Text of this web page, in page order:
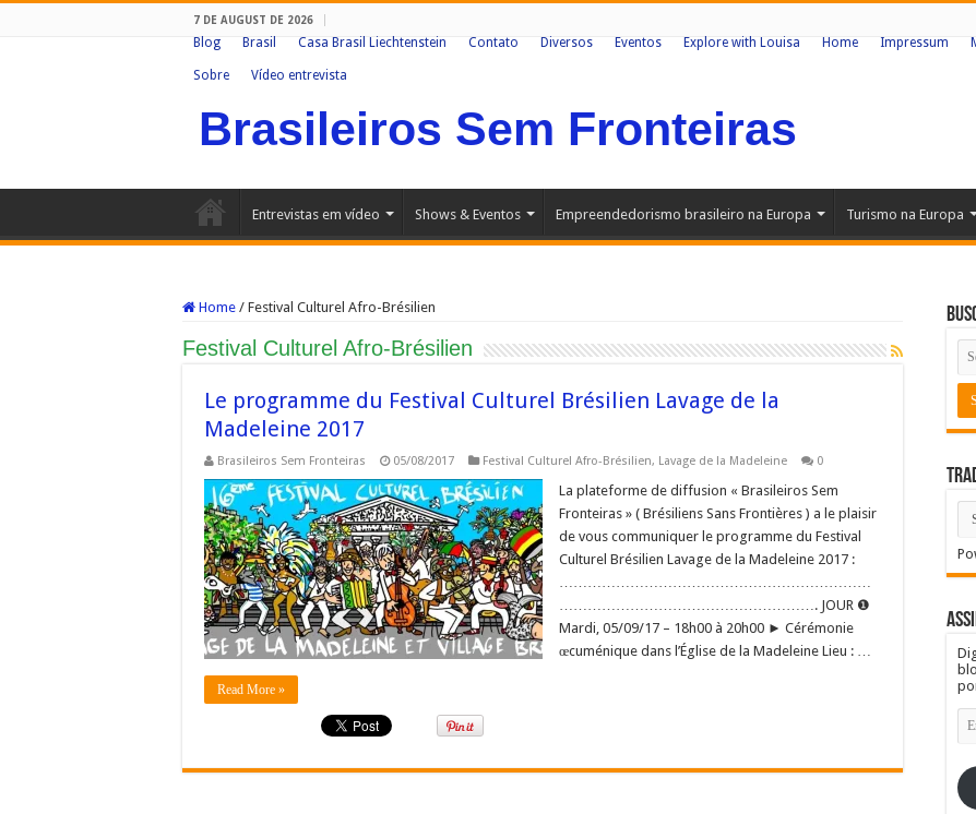
7 DE AUGUST DE 2026
Blog Brasil Casa Brasil Liechtenstein Contato Diversos Eventos Explore with Louisa Home Impressum
Sobre Vídeo entrevista
Brasileiros Sem Fronteiras
Entrevistas em vídeo Shows & Eventos Empreendedorismo brasileiro na Europa Turismo na Europa
Home / Festival Culturel Afro-Brésilien
Festival Culturel Afro-Brésilien
Le programme du Festival Culturel Brésilien Lavage de la
Madeleine 2017
Brasileiros Sem Fronteiras 05/08/2017 Festival Culturel Afro-Brésilien, Lavage de la Madeleine 0
La plateforme de diffusion « Brasileiros Sem
Fronteiras » ( Brésiliens Sans Frontières ) a le plaisir
de vous communiquer le programme du Festival
Culturel Brésilien Lavage de la Madeleine 2017 :
…………………………………………………………
………………………………………………. JOUR ❶
Mardi, 05/09/17 – 18h00 à 20h00 ► Cérémonie
œcuménique dans l’Église de la Madeleine Lieu : …
Read More »
de